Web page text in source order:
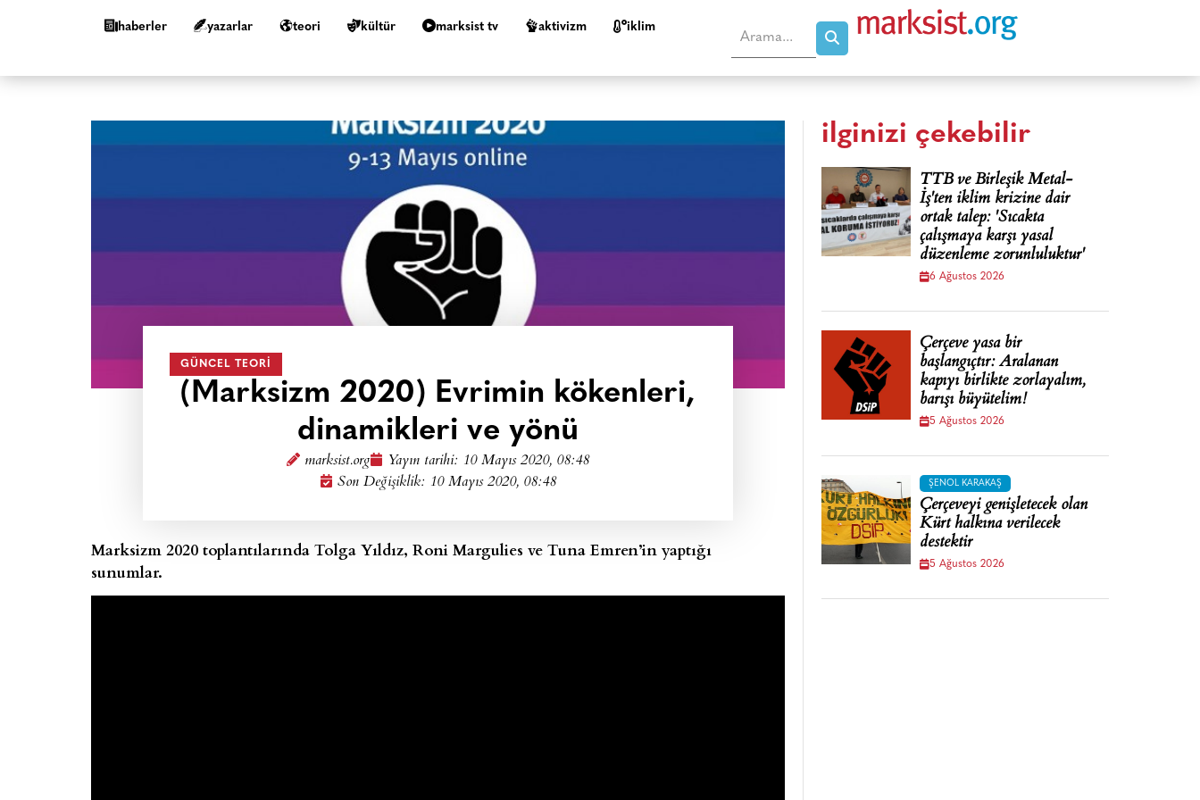
haberler yazarlar teori kültür marksist tv aktivizm i̇klim
GÜNCEL TEORI
(Marksizm 2020) Evrimin kökenleri,
dinamikleri ve yönü
marksist.org Yayın tarihi: 10 Mayıs 2020, 08:48
Son Değişiklik: 10 Mayıs 2020, 08:48
Marksizm 2020 toplantılarında Tolga Yıldız, Roni Margulies ve Tuna Emren’in yaptığı
sunumlar.
ilginizi çekebilir
TTB ve Birleşik Metal-
İş'ten iklim krizine dair
ortak talep: 'Sıcakta
çalışmaya karşı yasal
düzenleme zorunluluktur'
6 Ağustos 2026
Çerçeve yasa bir
başlangıçtır: Aralanan
kapıyı birlikte zorlayalım,
barışı büyütelim!
5 Ağustos 2026
ŞENOL KARAKAŞ
Çerçeveyi genişletecek olan
Kürt halkına verilecek
destektir
5 Ağustos 2026